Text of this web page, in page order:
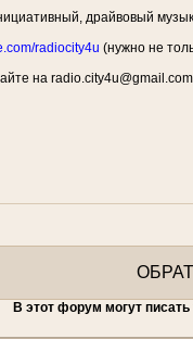
драйвовый
radiocity4u (нужно не
на
В этот форум могут